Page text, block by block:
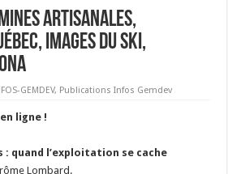
Mines artisanales,
images du ski,
GEMDEV, Publications Infos Gemdev
ligne !
quand l’exploitation se cache
Lombard.